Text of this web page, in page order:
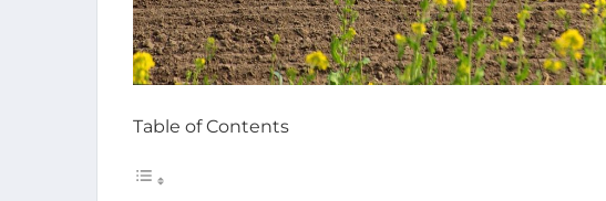
Table of Contents